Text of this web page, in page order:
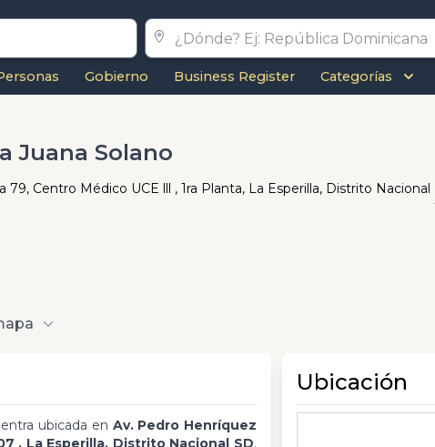
Gobierno Business Register Categorías
Juana Solano
Centro Médico UCE lll , 1ra Planta, La Esperilla, Distrito Nacional
ubicada en Av. Pedro Henríquez
. La Esperilla, Distrito Nacional SD.
Ubicación